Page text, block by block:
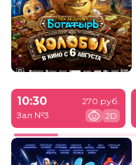
10:30
Зал №3
270 руб.
2D